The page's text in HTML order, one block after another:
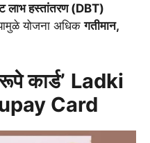
लाभ हस्तांतरण (DBT)
योजना अधिकगतीमान,
कार्ड’ Ladki
Card